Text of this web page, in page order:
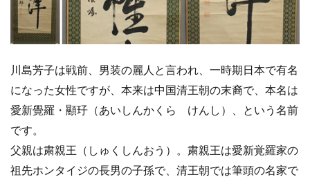
川島芳子は戦前、男装の麗人と言われ、一時期日本で有名
になった女性ですが、本来は中国清王朝の末裔で、本名は
愛新覺羅・顯㺭（あいしんかくら けんし）、という名前
です。
父親は粛親王（しゅくしんおう）。粛親王は愛新覚羅家の
祖先ホンタイジの長男の子孫で、清王朝では筆頭の名家で